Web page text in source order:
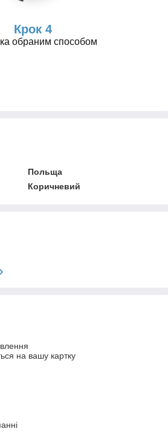
Крок 4
обраним способом
Польща
Коричневий
на вашу картку